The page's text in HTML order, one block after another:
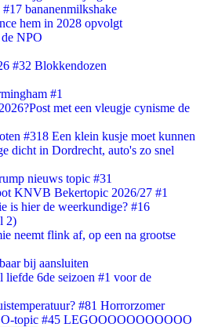
bananenmilkshake
hem in 2028 opvolgt
NPO
#32 Blokkendozen
#1
met een vleugje cynisme de
#318 Een klein kusje moet kunnen
dicht in Dordrecht, auto's zo snel
nieuws topic #31
KNVB Bekertopic 2026/27 #1
is hier de weerkundige? #16
2)
neemt flink af, op een na grootse
bij aansluiten
6de seizoen #1 voor de
#81 Horrorzomer
topic #45 LEGOOOOOOOOOOO